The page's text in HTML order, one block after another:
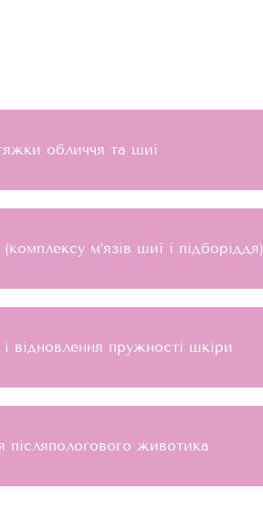
обличчя та шиї
м’язів шиї і підборіддя)
і відновлення пружності шкіри
післяпологового животика